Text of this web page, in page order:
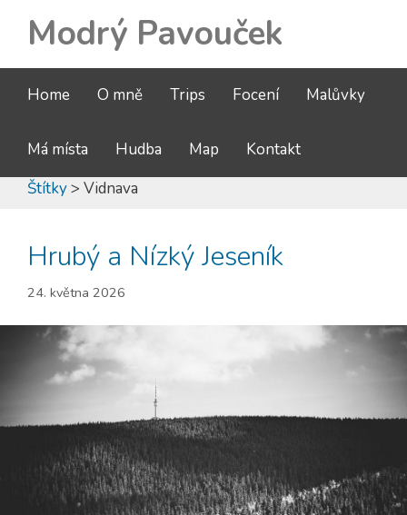
Modrý Pavouček
Home O mně Trips Focení Malůvky
Má místa Hudba Map
Kontakt
Štítky> Vidnava
Hrubý a Nízký Jeseník
24. května 2026